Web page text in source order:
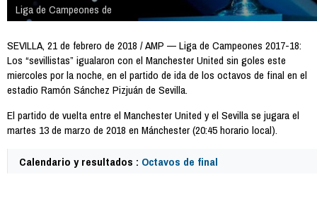
Liga de Campeones de
SEVILLA, 21 de febrero de 2018 / AMP — Liga de Campeones 2017-18:
Los “sevillistas” igualaron con el Manchester United sin goles este
miercoles por la noche, en el partido de ida de los octavos de final en el
estadio Ramón Sánchez Pizjuán de Sevilla.
El partido de vuelta entre el Manchester United y el Sevilla se jugara el
martes 13 de marzo de 2018 en Mánchester (20:45 horario local).
Calendario y resultados : Octavos de final